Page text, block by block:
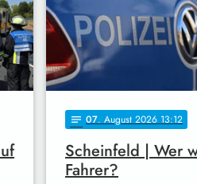
notes 07. August 2026 13:12
Scheinfeld | Wer
Fahrer?